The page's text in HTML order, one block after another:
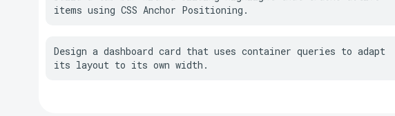
items using CSS Anchor Positioning.
Design a dashboard card that uses container queries to adapt
its layout to its own width.